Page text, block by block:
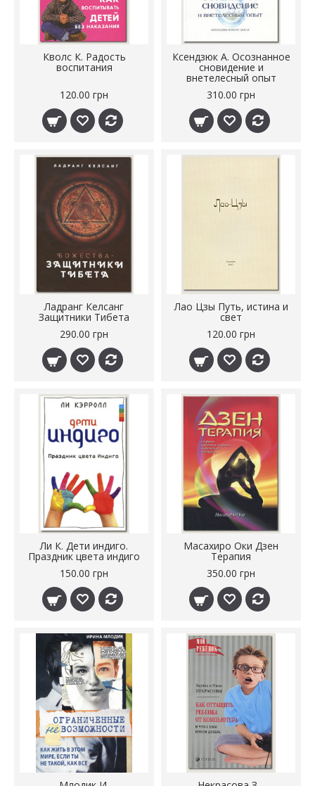
Кволс К. Радость
воспитания
120.00 грн
Ксендзюк А. Осознанное
сновидение и
внетелесный опыт
310.00 грн
Ладранг Келсанг
Защитники Тибета
290.00 грн
Лао Цзы Путь, истина и
свет
120.00 грн
Ли К. Дети индиго.
Праздник цвета индиго
150.00 грн
Масахиро Оки Дзен
Терапия
350.00 грн